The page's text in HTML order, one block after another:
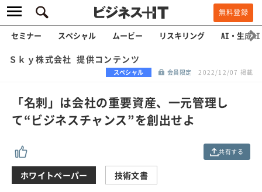
無料登録
セミナー スペシャル ムービー リスキリング AI・生成AI
Ｓｋｙ株式会社 提供コンテンツ
スペシャル 会員限定 2022/12/07 掲載
「名刺」は会社の重要資産、一元管理し
て“ビジネスチャンス”を創出せよ
共有する
ホワイトペーパー 技術文書